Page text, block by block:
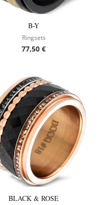
B-Y
Ringsets
77,50€
BLACK & ROSE